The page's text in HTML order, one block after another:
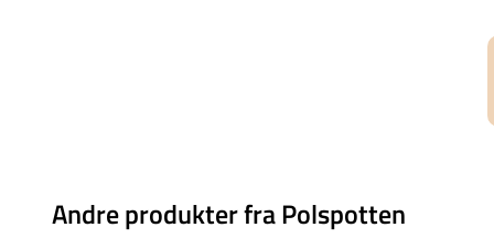
Andre produkter fra Polspotten